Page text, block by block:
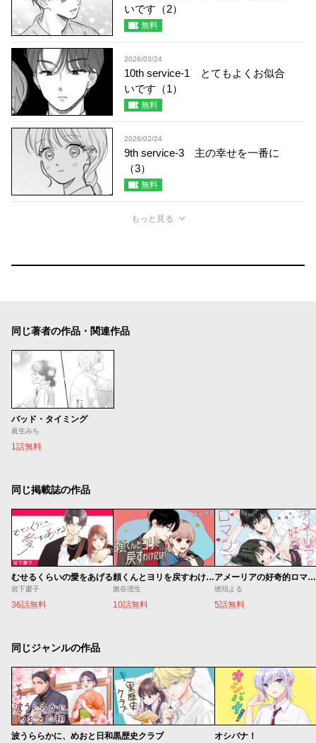
いです（2）
無料
2026/03/24
10th service-1 とてもよくお似合
いです（1）
無料
2026/02/24
9th service-3 主の幸せを一番に
（3）
無料
もっと見る
同じ著者の作品・関連作品
バッド・タイミング
眞生みち
1話無料
同じ掲載誌の作品
むせるくらいの愛をあげる
岩下慶子
36話無料
頼くんとヨリを戻すわけには！
旗谷澄生
10話無料
アメーリアの好奇的ロマンス
琥珀よる
5話無料
同じジャンルの作品
波うららかに、めおと日和黒歴史クラブ オシバナ！